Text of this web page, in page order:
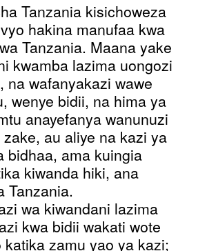
Tanzania kisichoweza
hakina manufaa kwa
Tanzania. Maana yake
kwamba lazima uongozi
na wafanyakazi wawe
wenye bidii, na hima ya
anayefanya wanunuzi
au aliye na kazi ya
bidhaa, ama kuingia
kiwanda hiki, ana
Tanzania.
wa kiwandani lazima
kwa bidii wakati wote
katika zamu yao ya kazi;